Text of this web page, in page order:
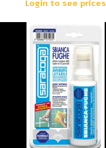
Login to see prices